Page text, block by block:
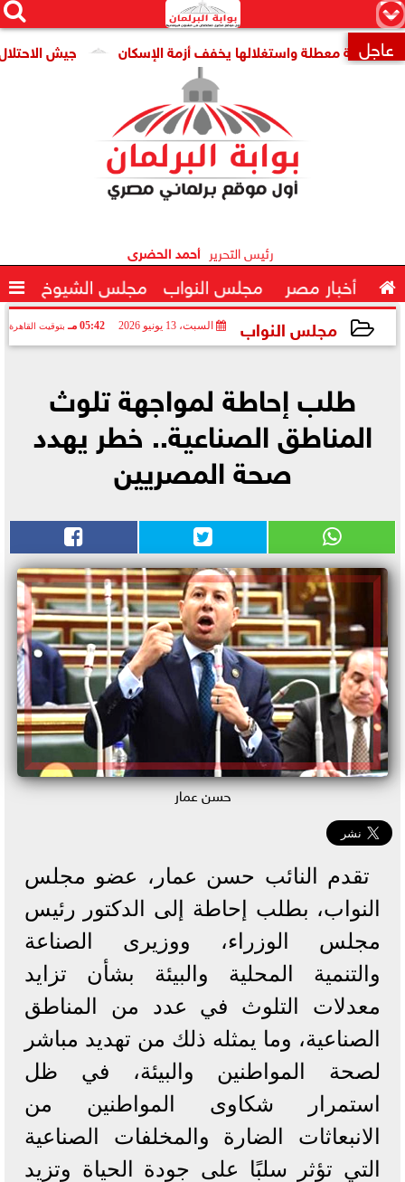
×


 عاجل جيش الاحتلال: مقتل جنديين معطلة واستغلالها يخفف أزمة الإسكان
رئيس التحرير أحمد الحضرى
 أخبار مصر مجلس النواب مجلس الشيوخ 
مجلس النواب السبت، 13 يونيو 2026 05:42 مـ بتوقيت القاهرة
طلب إحاطة لمواجهة تلوث
المناطق الصناعية.. خطر يهدد
صحة المصريين
حسن عمار
تقدم النائب حسن عمار، عضو مجلس
النواب، بطلب إحاطة إلى الدكتور رئيس
مجلس الوزراء، ووزيرى الصناعة
والتنمية المحلية والبيئة بشأن تزايد
معدلات التلوث في عدد من المناطق
الصناعية، وما يمثله ذلك من تهديد مباشر
لصحة المواطنين والبيئة، في ظل
استمرار شكاوى المواطنين من
الانبعاثات الضارة والمخلفات الصناعية
التي تؤثر سلبًا على جودة الحياة وتزيد